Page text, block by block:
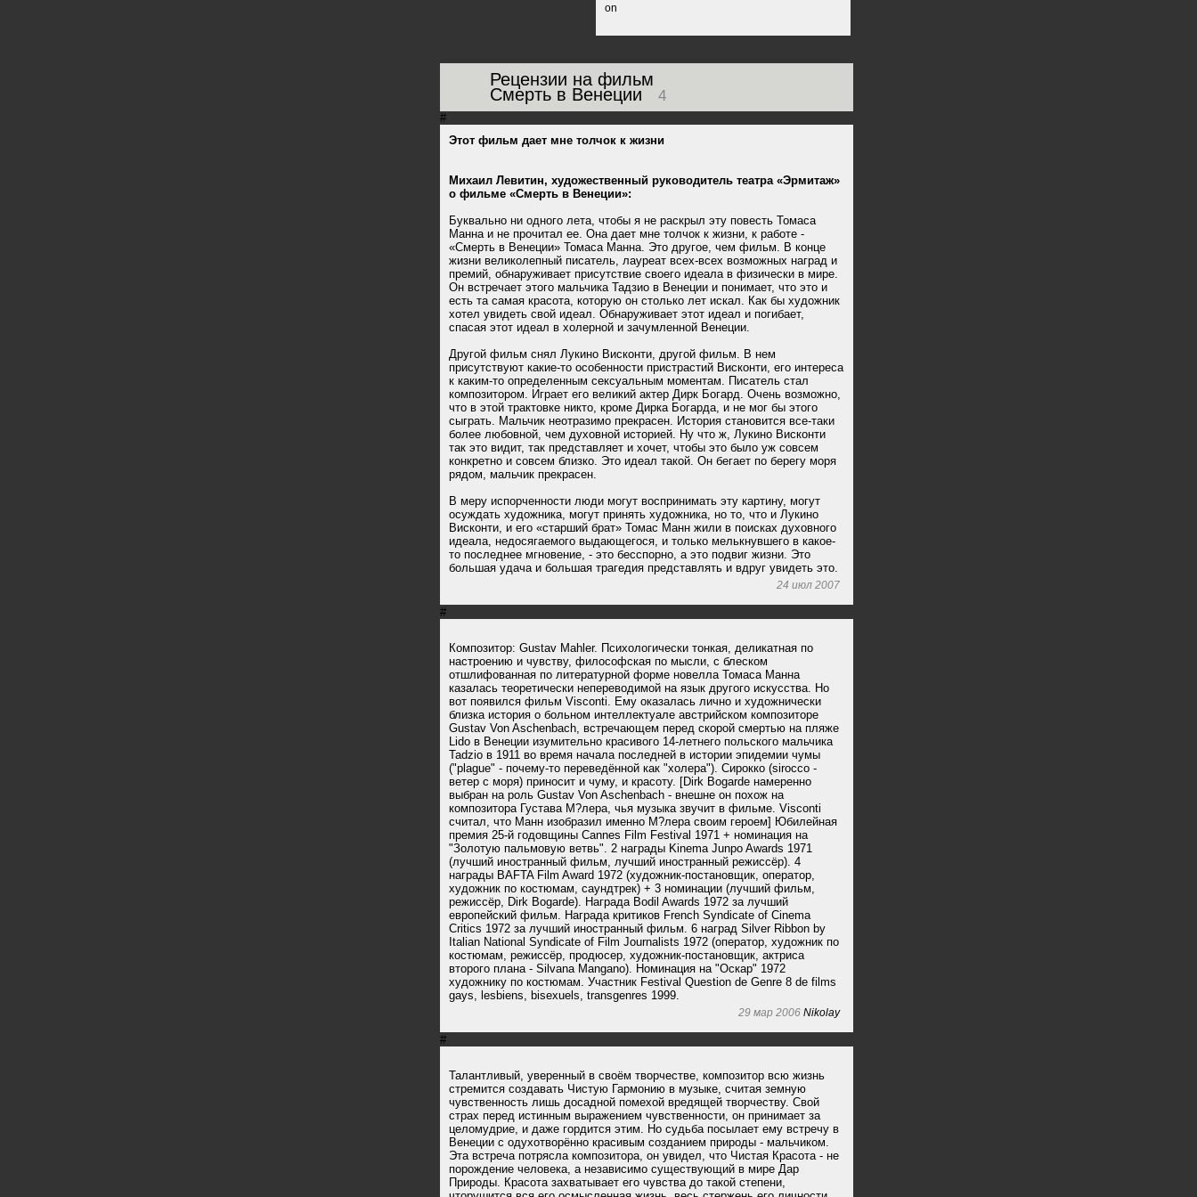
on
Рецензии на фильм
Смерть в Венеции 4
#
Этот фильм дает мне толчок к жизни
Михаил Левитин, художественный руководитель театра «Эрмитаж»
о фильме «Смерть в Венеции»:
Буквально ни одного лета, чтобы я не раскрыл эту повесть Томаса
Манна и не прочитал ее. Она дает мне толчок к жизни, к работе -
«Смерть в Венеции» Томаса Манна. Это другое, чем фильм. В конце
жизни великолепный писатель, лауреат всех-всех возможных наград и
премий, обнаруживает присутствие своего идеала в физически в мире.
Он встречает этого мальчика Тадзио в Венеции и понимает, что это и
есть та самая красота, которую он столько лет искал. Как бы художник
хотел увидеть свой идеал. Обнаруживает этот идеал и погибает,
спасая этот идеал в холерной и зачумленной Венеции.
Другой фильм снял Лукино Висконти, другой фильм. В нем
присутствуют какие-то особенности пристрастий Висконти, его интереса
к каким-то определенным сексуальным моментам. Писатель стал
композитором. Играет его великий актер Дирк Богард. Очень возможно,
что в этой трактовке никто, кроме Дирка Богарда, и не мог бы этого
сыграть. Мальчик неотразимо прекрасен. История становится все-таки
более любовной, чем духовной историей. Ну что ж, Лукино Висконти
так это видит, так представляет и хочет, чтобы это было уж совсем
конкретно и совсем близко. Это идеал такой. Он бегает по берегу моря
рядом, мальчик прекрасен.
В меру испорченности люди могут воспринимать эту картину, могут
осуждать художника, могут принять художника, но то, что и Лукино
Висконти, и его «старший брат» Томас Манн жили в поисках духовного
идеала, недосягаемого выдающегося, и только мелькнувшего в какое-
то последнее мгновение, - это бесспорно, а это подвиг жизни. Это
большая удача и большая трагедия представлять и вдруг увидеть это.
24 июл 2007
#
Композитор: Gustav Mahler. Психологически тонкая, деликатная по
настроению и чувству, философская по мысли, с блеском
отшлифованная по литературной форме новелла Томаса Манна
казалась теоретически непереводимой на язык другого искусства. Но
вот появился фильм Visconti. Ему оказалась лично и художнически
близка история о больном интеллектуале австрийском композиторе
Gustav Von Aschenbach, встречающем перед скорой смертью на пляже
Lido в Венеции изумительно красивого 14-летнего польского мальчика
Tadzio в 1911 во время начала последней в истории эпидемии чумы
("plague" - почему-то переведённой как "холера"). Сирокко (sirocco -
ветер с моря) приносит и чуму, и красоту. [Dirk Bogarde намеренно
выбран на роль Gustav Von Aschenbach - внешне он похож на
композитора Густава М?лера, чья музыка звучит в фильме. Visconti
считал, что Манн изобразил именно М?лера своим героем] Юбилейная
премия 25-й годовщины Cannes Film Festival 1971 + номинация на
"Золотую пальмовую ветвь". 2 награды Kinema Junpo Awards 1971
(лучший иностранный фильм, лучший иностранный режиссёр). 4
награды BAFTA Film Award 1972 (художник-постановщик, оператор,
художник по костюмам, саундтрек) + 3 номинации (лучший фильм,
режиссёр, Dirk Bogarde). Награда Bodil Awards 1972 за лучший
европейский фильм. Награда критиков French Syndicate of Cinema
Critics 1972 за лучший иностранный фильм. 6 наград Silver Ribbon by
Italian National Syndicate of Film Journalists 1972 (оператор, художник по
костюмам, режиссёр, продюсер, художник-постановщик, актриса
второго плана - Silvana Mangano). Номинация на "Оскар" 1972
художнику по костюмам. Участник Festival Question de Genre 8 de films
gays, lesbiens, bisexuels, transgenres 1999.
29 мар 2006 Nikolay
#
Талантливый, уверенный в своём творчестве, композитор всю жизнь
стремится создавать Чистую Гармонию в музыке, считая земную
чувственность лишь досадной помехой вредящей творчеству. Свой
страх перед истинным выражением чувственности, он принимает за
целомудрие, и даже гордится этим. Но судьба посылает ему встречу в
Венеции с одухотворённо красивым созданием природы - мальчиком.
Эта встреча потрясла композитора, он увидел, что Чистая Красота - не
порождение человека, а независимо существующий в мире Дар
Природы. Красота захватывает его чувства до такой степени,